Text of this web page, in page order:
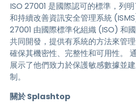
ISO 27001 是國際認可的標準，列
和持續改善資訊安全管理系統
27001 由國際標準化組織 (ISO) 和
共同開發，提供有系統的方法來管
確保其機密性、完整性和可用性。
展示了他們致力於保護敏感數據並
制。
關於 Splashtop